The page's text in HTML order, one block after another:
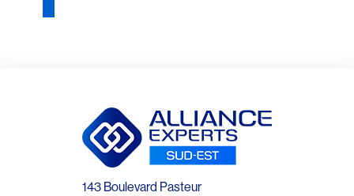
143 Boulevard Pasteur